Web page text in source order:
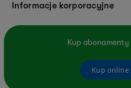
Informacje korporacyjne
Kup
Kup online